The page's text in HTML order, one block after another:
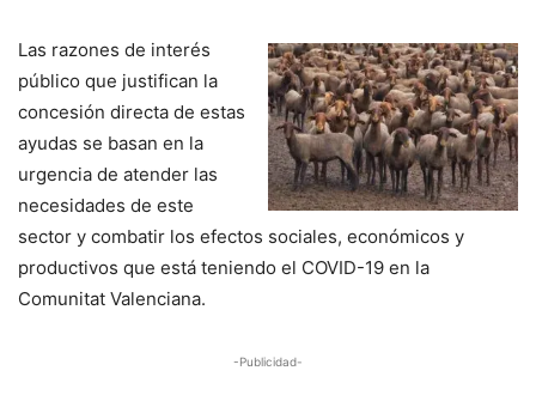
Las razones de interés
público que justifican la
concesión directa de estas
ayudas se basan en la
urgencia de atender las
necesidades de este
sector y combatir los efectos sociales, económicos y
productivos que está teniendo el COVID-19 en la
Comunitat Valenciana.
-Publicidad-